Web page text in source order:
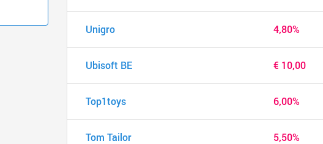
Unigro 4,80%
Ubisoft BE € 10,00
Top1toys 6,00%
Tom Tailor 5,50%